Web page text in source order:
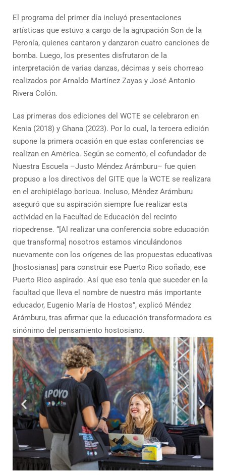
El programa del primer día incluyó presentaciones
artísticas que estuvo a cargo de la agrupación Son de la
Peronía, quienes cantaron y danzaron cuatro canciones de
bomba. Luego, los presentes disfrutaron de la
interpretación de varias danzas, décimas y seis chorreao
realizados por Arnaldo Martínez Zayas y José Antonio
Rivera Colón.
Las primeras dos ediciones del WCTE se celebraron en
Kenia (2018) y Ghana (2023). Por lo cual, la tercera edición
supone la primera ocasión en que estas conferencias se
realizan en América. Según se comentó, el cofundador de
Nuestra Escuela –Justo Méndez Arámburu– fue quien
propuso a los directivos del GITE que la WCTE se realizara
en el archipiélago boricua. Incluso, Méndez Arámburu
aseguró que su aspiración siempre fue realizar esta
actividad en la Facultad de Educación del recinto
riopedrense. “[Al realizar una conferencia sobre educación
que transforma] nosotros estamos vinculándonos
nuevamente con los orígenes de las propuestas educativas
[hostosianas] para construir ese Puerto Rico soñado, ese
Puerto Rico aspirado. Así que eso tenía que suceder en la
facultad que lleva el nombre de nuestro más importante
educador, Eugenio María de Hostos”, explicó Méndez
Arámburu, tras afirmar que la educación transformadora es
sinónimo del pensamiento hostosiano.